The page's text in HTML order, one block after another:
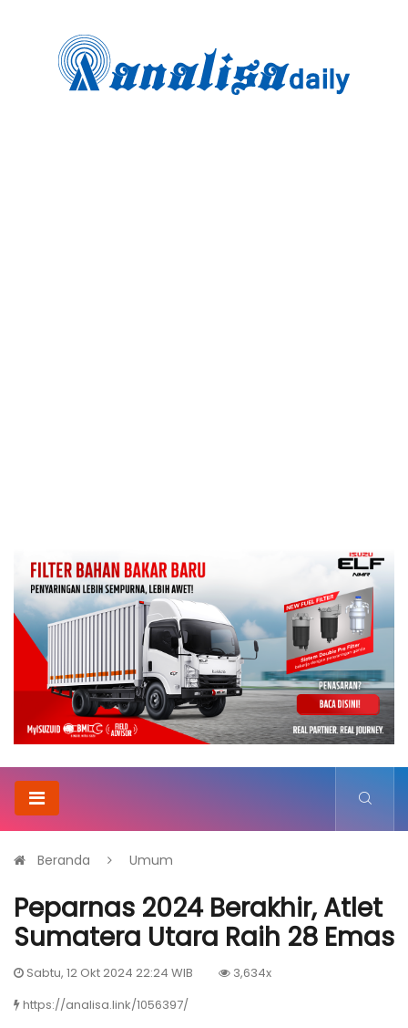
Beranda Umum
Peparnas 2024 Berakhir, Atlet
Sumatera Utara Raih 28 Emas
Sabtu, 12 Okt 2024 22:24 WIB
3,634x
https://analisa.link/1056397/